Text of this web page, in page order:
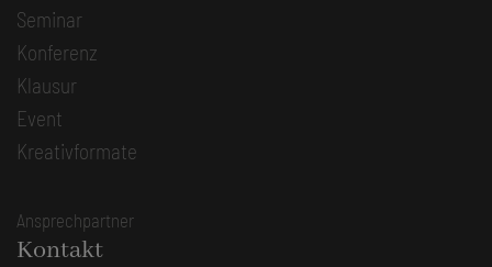
Seminar
Konferenz
Klausur
Event
Kreativformate
Ansprechpartner
Kontakt